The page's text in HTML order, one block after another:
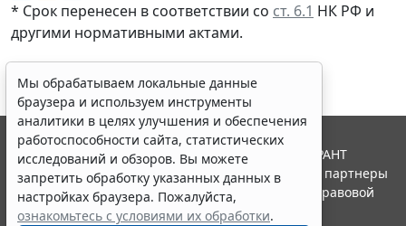
* Срок перенесен в соответствии со ст. 6.1 НК РФ и
другими нормативными актами.
Мы обрабатываем локальные данные
браузера и используем инструменты
аналитики в целях улучшения и обеспечения
работоспособности сайта, статистических
исследований и обзоров. Вы можете
запретить обработку указанных данных в
настройках браузера. Пожалуйста,
ознакомьтесь с условиями их обработки.
© ООО "НПП "ГАРАНТ-СЕРВИС", 2026. Система ГАРАНТ
выпускается с 1990 года. Компания "Гарант" и ее партнеры
являются участниками Российской ассоциации правовой
информации ГАРАНТ.